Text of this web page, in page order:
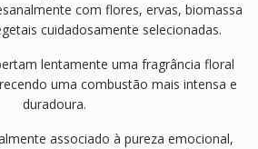
com flores, ervas, biomassa
cuidadosamente selecionadas.
lentamente uma fragrância floral
uma combustão mais intensa e
duradoura.
associado à pureza emocional,